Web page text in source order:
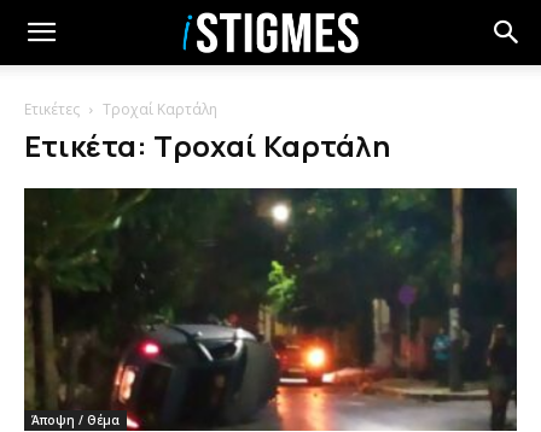
Ετικέτες Τροχαί Καρτάλη
Ετικέτα: Τροχαί Καρτάλη
Άποψη / Θέμα